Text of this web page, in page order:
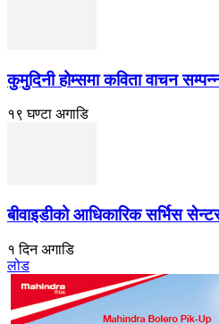
कुमुदिनी होम्समा कविता वाचन
१९ घण्टा अगाडि
बीवाइडीको आधिकारिक सर्भिस
१ दिन अगाडि
लोड